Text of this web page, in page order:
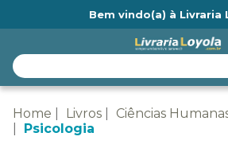
Bem vindo(a) à Livraria
Home Livros
Ciências
Psicologia